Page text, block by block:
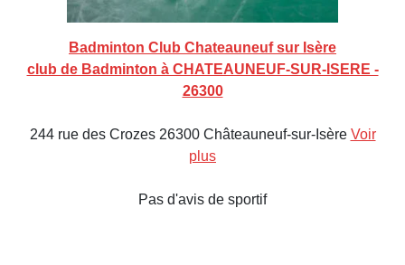
Badminton Club Chateauneuf sur Isère
club de Badminton à CHATEAUNEUF-SUR-ISERE -
26300
244 rue des Crozes 26300 Châteauneuf-sur-Isère Voir
plus
Pas d'avis de sportif